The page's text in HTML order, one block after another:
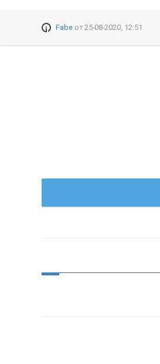
Fabeот 25-08-2020, 12:51